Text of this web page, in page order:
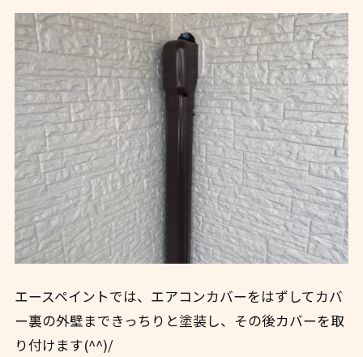
エースペイントでは、エアコンカバーをはずしてカバ
ー裏の外壁まできっちりと塗装し、その後カバーを取
り付けます(^^)/